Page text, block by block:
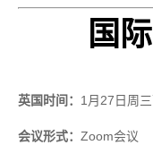
国
英国时间： 1 月 27 日周
会议形式： Zoom会议